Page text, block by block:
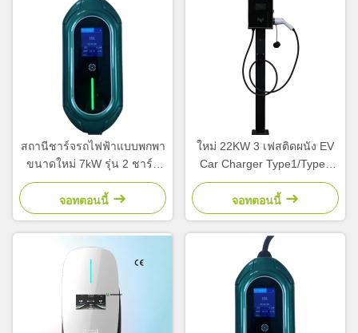
สถานีชาร์จรถไฟฟ้าแบบพกพา
ขนาดใหม่ 7kW รุ่น 2 ชาร์จ
เร็ว 32A Output Current
สภาพใหม่
จอทตอนนี้
ใหม่ 22KW 3 เฟสติดผนัง EV
Car Charger Type1/Type2
สถานีชาร์จรถยนต์ไฟฟ้า
จอทตอนนี้